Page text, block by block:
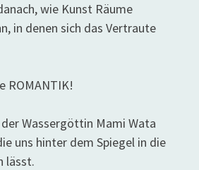
wie Kunst Räume
in denen sich das Vertraute
ROMANTIK!
Wassergöttin Mami Wata
uns hinter dem Spiegel in die
lässt.